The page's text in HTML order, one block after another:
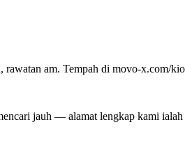
am. Tempah di movo-x.com/
jauh — alamat lengkap kami